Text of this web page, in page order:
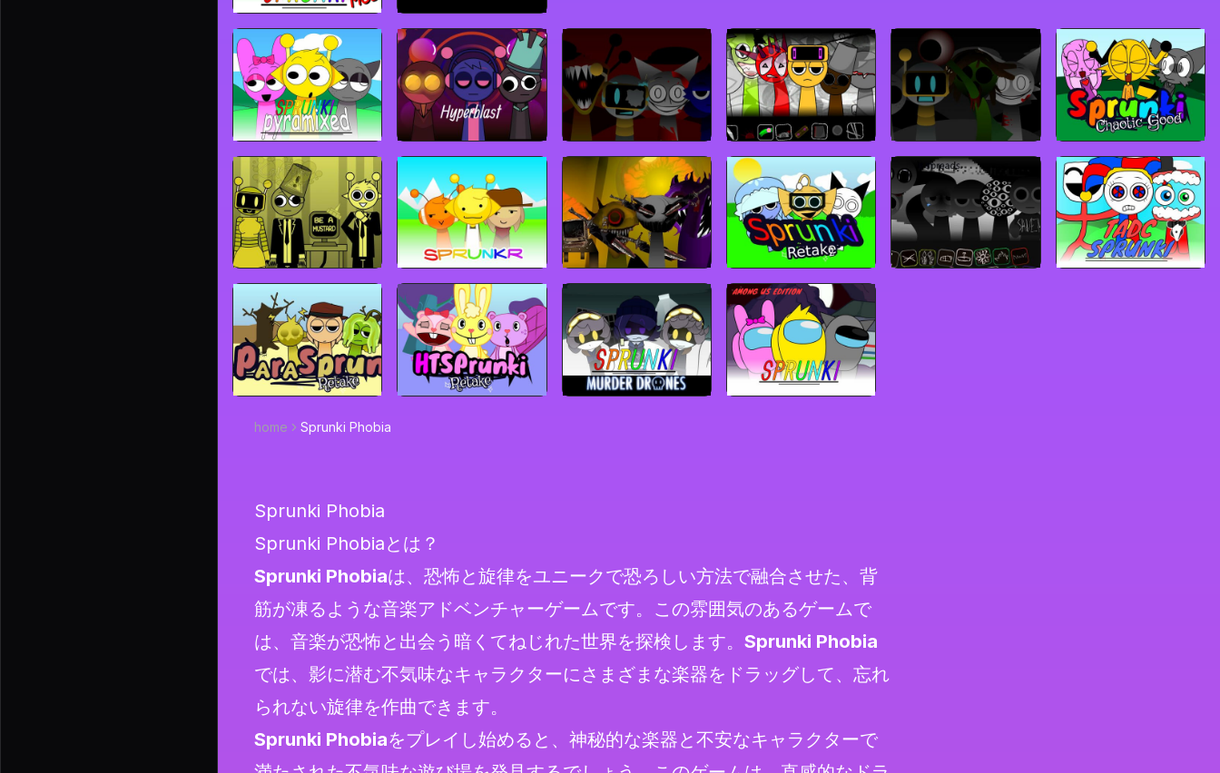
home Sprunki Phobia
Sprunki Phobia
Sprunki Phobiaとは？
Sprunki Phobiaは、恐怖と旋律をユニークで恐ろしい方法で融合させた、背
筋が凍るような音楽アドベンチャーゲームです。この雰囲気のあるゲームで
は、音楽が恐怖と出会う暗くてねじれた世界を探検します。 Sprunki Phobia
では、影に潜む不気味なキャラクターにさまざまな楽器をドラッグして、忘れ
られない旋律を作曲できます。
Sprunki Phobiaをプレイし始めると、神秘的な楽器と不安なキャラクターで